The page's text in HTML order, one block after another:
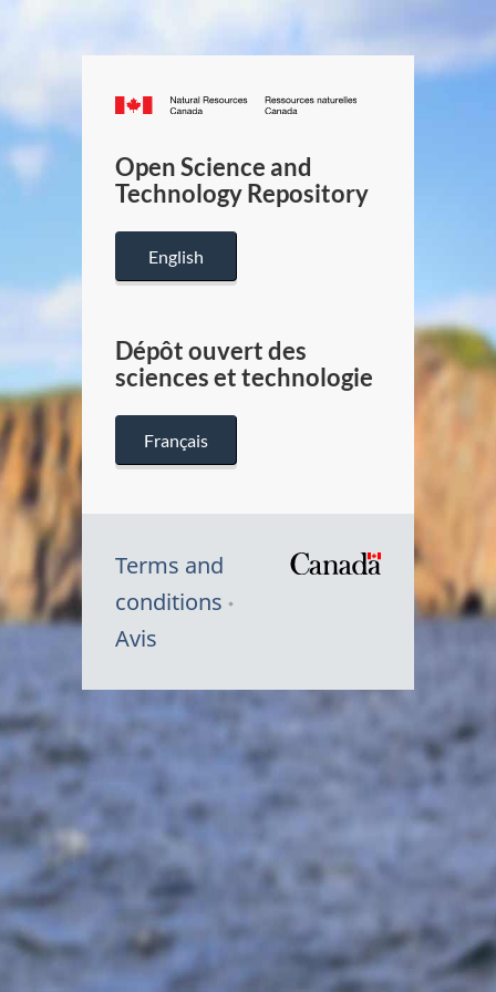
Canada.ca
/
Canada
Open Science and
Technology Repository
English
Dépôt ouvert des
sciences et technologie
Français
Terms and
conditions
Avis
Symbole
Canada